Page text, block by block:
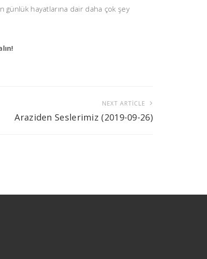
günlük hayatlarına dair daha çok şey
NEXT ARTICLE
Araziden Seslerimiz (2019-09-26)